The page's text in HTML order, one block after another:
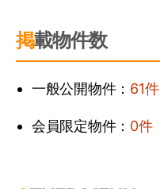
掲載物件数
一般公開物件： 61件
会員限定物件： 0件